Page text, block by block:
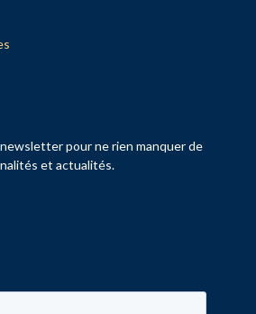
pour ne rien manquer de
et actualités.